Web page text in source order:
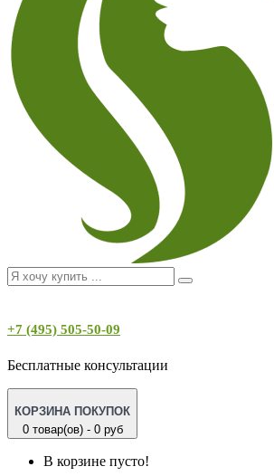
+7 (495) 505-50-09
Бесплатные консультации
КОРЗИНА ПОКУПОК
0 товар(ов) - 0 руб
В корзине пусто!